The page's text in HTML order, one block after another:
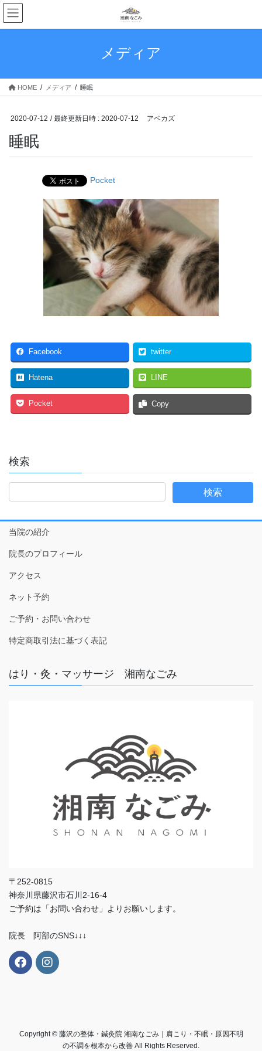
コ
ン
テ
ス
ナ
ビ
ゲ
ン
メディア
HOME メディア 睡眠
2020-07-12 / 最終更新日時 : 2020-07-12 アベカズ
睡眠
Pocket
Facebook twitter
Hatena LINE
Pocket Copy
検索
当院の紹介
院長のプロフィール
アクセス
ネット予約
ご予約・お問い合わせ
特定商取引法に基づく表記
はり・灸・マッサージ 湘南なごみ
〒252-0815
神奈川県藤沢市石川2-16-4
ご予約は「お問い合わせ」よりお願いします。
院長 阿部のSNS↓↓↓
Copyright © 藤沢の整体・鍼灸院 湘南なごみ｜肩こり・不眠・原因不明
の不調を根本から改善 All Rights Reserved.